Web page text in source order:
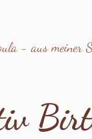
- aus meiner